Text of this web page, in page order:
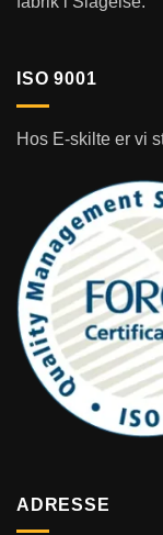
ISO 9001
Hos E-skilte er vi
ADRESSE